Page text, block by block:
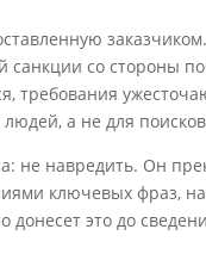
со стороны
требования
а не для
не навредить. Он
ключевых фраз,
это до